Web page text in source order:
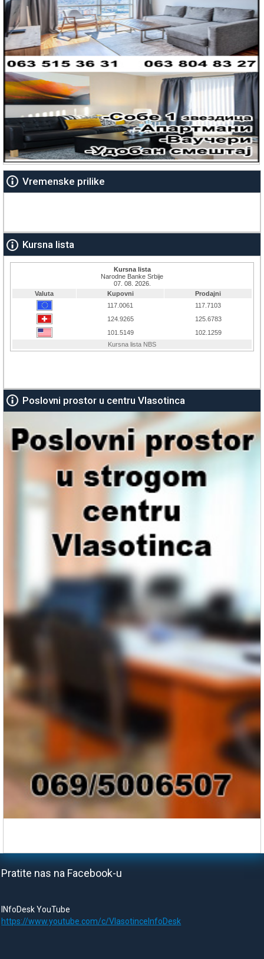
Vremenske prilike
Kursna lista
Poslovni prostor u centru Vlasotinca
Pratite nas na Facebook-u
INfoDesk YouTube
https://www.youtube.com/c/VlasotinceInfoDesk